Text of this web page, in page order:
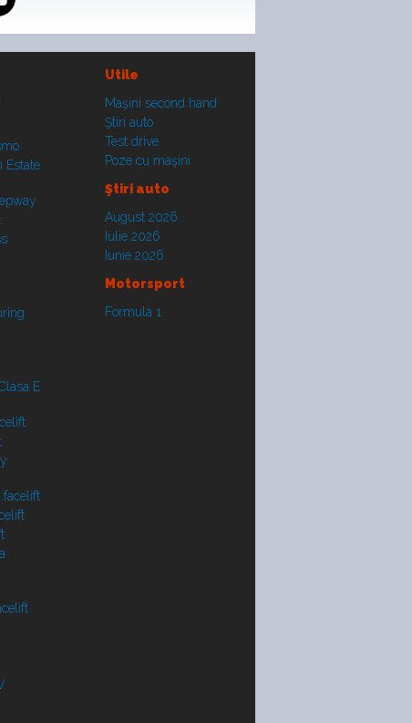
Utile
Estate
E
facelift
Maşini second hand
Ştiri auto
Test drive
Poze cu maşini
Ştiri auto
August 2026
Iulie 2026
Iunie 2026
Motorsport
Formula 1